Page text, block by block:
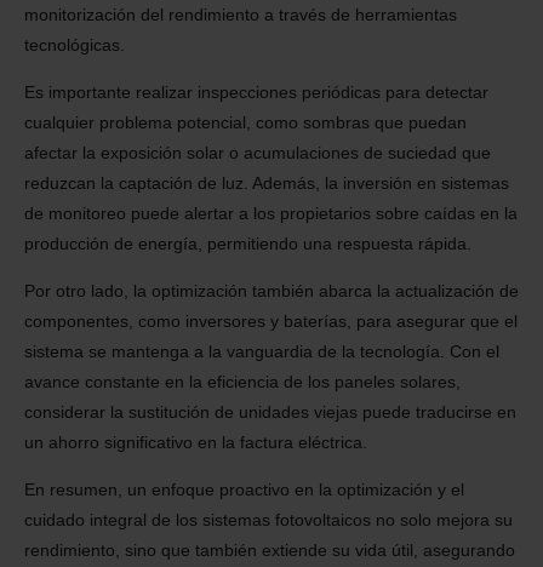
monitorización del rendimiento a través de herramientas
tecnológicas.
Es importante realizar inspecciones periódicas para detectar
cualquier problema potencial, como sombras que puedan
afectar la exposición solar o acumulaciones de suciedad que
reduzcan la captación de luz. Además, la inversión en sistemas
de monitoreo puede alertar a los propietarios sobre caídas en la
producción de energía, permitiendo una respuesta rápida.
Por otro lado, la optimización también abarca la actualización de
componentes, como inversores y baterías, para asegurar que el
sistema se mantenga a la vanguardia de la tecnología. Con el
avance constante en la eficiencia de los paneles solares,
considerar la sustitución de unidades viejas puede traducirse en
un ahorro significativo en la factura eléctrica.
En resumen, un enfoque proactivo en la optimización y el
cuidado integral de los sistemas fotovoltaicos no solo mejora su
rendimiento, sino que también extiende su vida útil, asegurando